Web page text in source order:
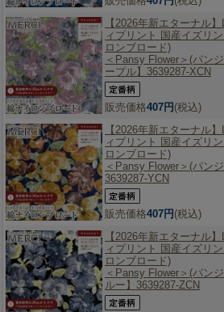
【2026年新エターナル】
ィプリント 国産イズリ
ロンブロード)
＜Pansy Flower＞(パン
ープル】3639287-XCN
販売価格407円(税込)
【2026年新エターナル】
ィプリント 国産イズリ
ロンブロード)
＜Pansy Flower＞(パン
3639287-YCN
販売価格407円(税込)
【2026年新エターナル】
ィプリント 国産イズリ
ロンブロード)
＜Pansy Flower＞(パン
ルー】3639287-ZCN